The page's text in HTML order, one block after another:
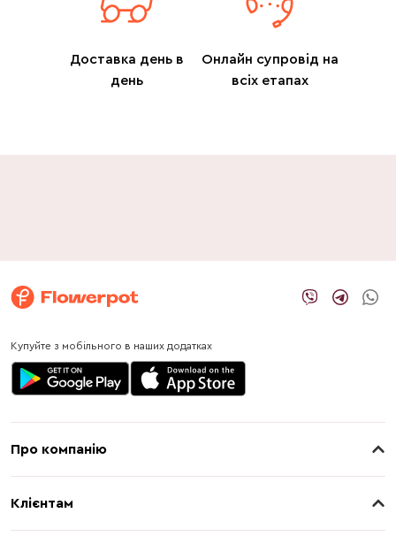
Доставка день в
день
Онлайн супровід на
всіх етапах
Купуйте з мобільного в наших додатках
Про компанію
Клієнтам